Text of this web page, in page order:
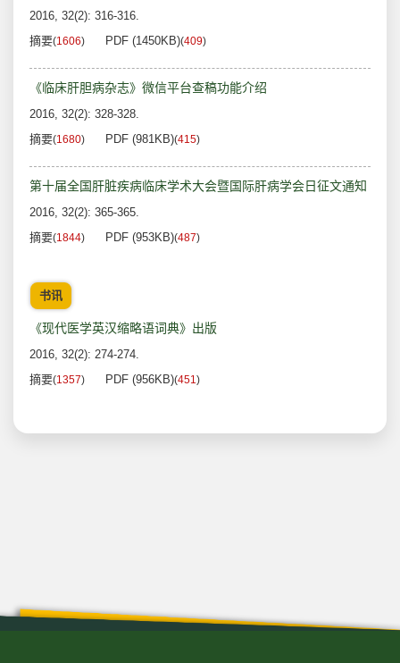
2016, 32(2): 316-316.
摘要(1606) PDF (1450KB)(409)
《临床肝胆病杂志》微信平台查稿功能介绍
2016, 32(2): 328-328.
摘要(1680) PDF (981KB)(415)
第十届全国肝脏疾病临床学术大会暨国际肝病学会日征文通知
2016, 32(2): 365-365.
摘要(1844) PDF (953KB)(487)
书讯
《现代医学英汉缩略语词典》出版
2016, 32(2): 274-274.
摘要(1357) PDF (956KB)(451)